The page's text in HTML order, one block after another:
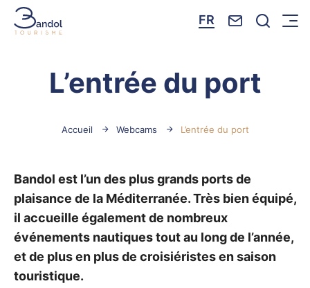
FR Nous Je
Menu
L’entrée du port
Accueil Webcams L’entrée du port
Bandol est l’un des plus grands ports de
plaisance de la Méditerranée. Très bien équipé,
il accueille également de nombreux
événements nautiques tout au long de l’année,
et de plus en plus de croisiéristes en saison
touristique.